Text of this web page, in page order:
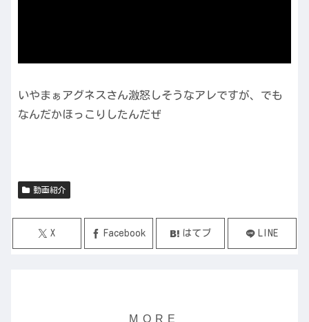
いやまぁアグネスさん激怒しそうなアレですが、でも
なんだかほっこりしたんだぜ
動画紹介
X Facebook はてブ LINE